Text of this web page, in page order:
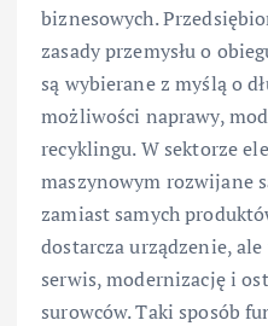
biznesowych.
zasady przemysłu o
są wybierane z myślą o
możliwości naprawy,
recyklingu. W sektorze
maszynowym rozwijane
zamiast samych
dostarcza urządzenie,
serwis, modernizację i
surowców. Taki sposób